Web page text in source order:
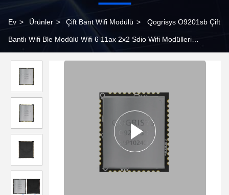
Ev > Ürünler > Çift Bant Wifi Modülü > Qogrisys O9201sb Çift
Bantlı Wifi Ble Modülü Wifi 6 11ax 2x2 Sdio Wifi Modülleri